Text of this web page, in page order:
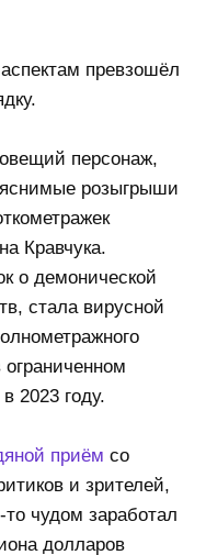
превзошёл
персонаж,
розыгрыши
Кравчука.
о демонической
стала вирусной
2023 году.
приём со
и зрителей,
чудом заработал
долларов